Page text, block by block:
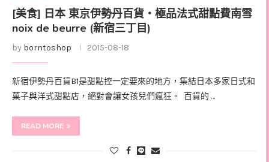
[美食] 日本 東京伊勢丹百貨‧極品法式甜點費南雪
noix de beurre (新宿三丁目)
by borntoshop 2015-08-18
新宿伊勢丹百貨B1是甜點控一定要來的地方，集結日本多家日式和
菓子與洋式甜點店，絕對會讓女孩兒們瘋狂。 百貨的 …
READ MORE